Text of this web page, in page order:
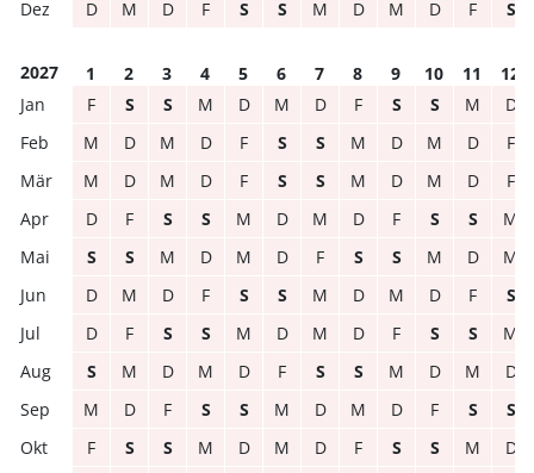
D
M D F S S M D M D F S
2027 1 2 3 4 5 6 7 8 9 10 11
12
F
S S M D M D F S S M
D
M
D M D F S S M D M D
F
M
D M D F S S M D M D
F
D
F S S M D M D F S S
M
S
S M D M D F S S M D
M
D
M D F S S M D M D F
S
D
F S S M D M D F S S
M
S
M D M D F S S M D M
D
M
D F S S M D M D F S
S
F
S S M D M D F S S M
D